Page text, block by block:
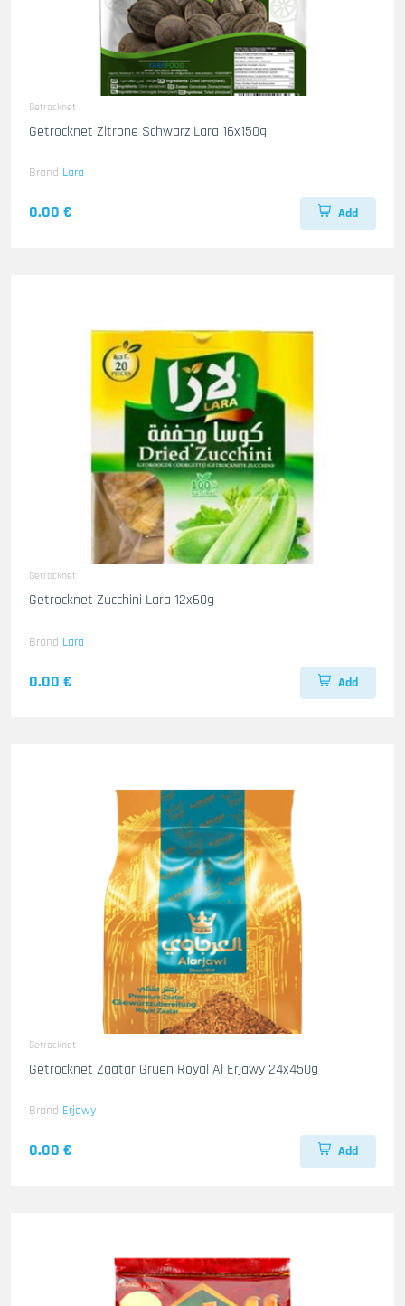
Getrocknet
Getrocknet Zitrone Schwarz Lara 16x150g
Brand Lara
0.00 € Add
Getrocknet
Getrocknet Zucchini Lara 12x60g
Brand Lara
0.00 € Add
Getrocknet
Getrocknet Zaatar Gruen Royal Al Erjawy 24x450g
Brand Erjawy
0.00 € Add